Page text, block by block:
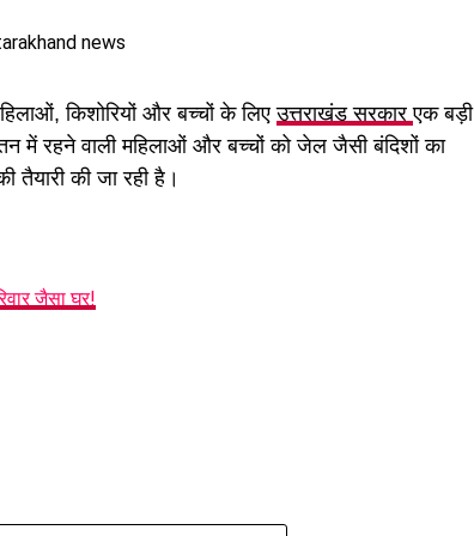
है और मौजूदा हालात में वहां रहना जोखिम भरा हो गया
कराने और तत्काल सुरक्षा इंतजाम करने की मांग की है। इसके
और पहाड़ी से लगातार गिर रहे बोल्डरों के खतरे का स्थायी
किशोरियों और बच्चों के लिएउत्तराखंड सरकारएक बड़ी
में रहने वाली महिलाओं और बच्चों को जेल जैसी बंदिशों का
तैयारी की जा रही है।
जैसा घर!